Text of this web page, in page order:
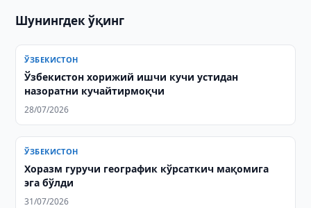
Шунингдек ўқинг
ЎЗБЕКИСТОН
Ўзбекистон хорижий ишчи кучи устидан
назоратни кучайтирмоқчи
28/07/2026
ЎЗБЕКИСТОН
Хоразм гуручи географик кўрсаткич мақомига
эга бўлди
31/07/2026